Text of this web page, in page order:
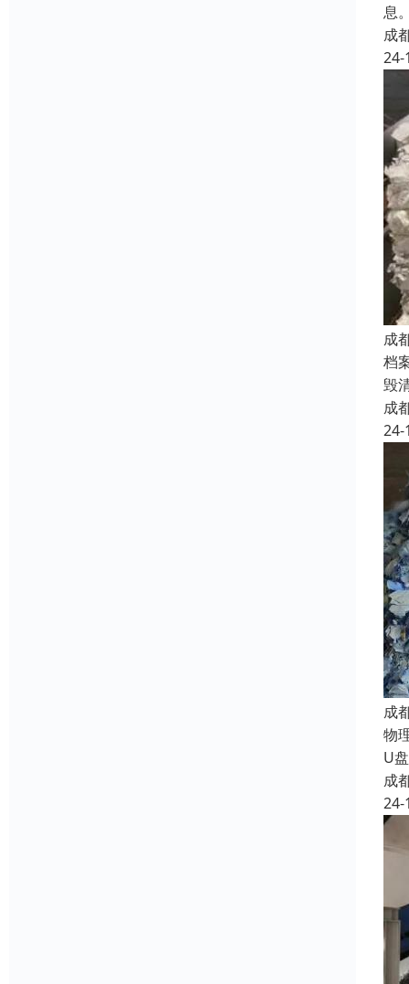
息
成
24-
成
档
毁
成
24-
成
物
U
成
24-